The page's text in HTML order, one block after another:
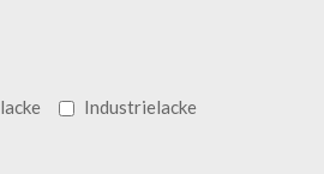
Industrielacke